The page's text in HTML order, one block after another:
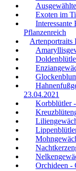
Exoten im
Interessante
Pflanzenreich
Artenportraits
23.04.2021
Korbblütler
Orchideen -